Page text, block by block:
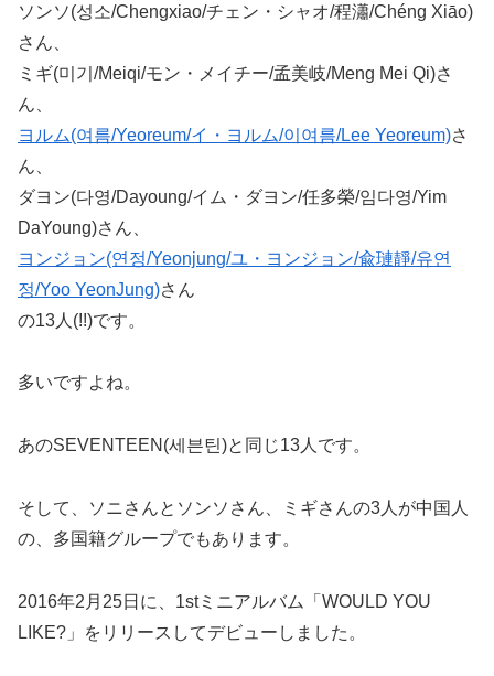
ソンソ(성소/Chengxiao/チェン・シャオ/程瀟/Chéng Xiāo)
さん、
ミギ(미기/Meiqi/モン・メイチー/孟美岐/Meng Mei Qi)さ
ん、
ヨルム(여름/Yeoreum/イ・ヨルム/이여름/Lee Yeoreum)さ
ん、
ダヨン(다영/Dayoung/イム・ダヨン/任多榮/임다영/Yim
DaYoung)さん、
ヨンジョン(연정/Yeonjung/ユ・ヨンジョン/兪璉靜/유연
정/Yoo YeonJung)さん
の13人(!!)です。
多いですよね。
あのSEVENTEEN(세븐틴)と同じ13人です。
そして、ソニさんとソンソさん、ミギさんの3人が中国人
の、多国籍グループでもあります。
2016年2月25日に、1stミニアルバム「WOULD YOU
LIKE?」をリリースしてデビューしました。